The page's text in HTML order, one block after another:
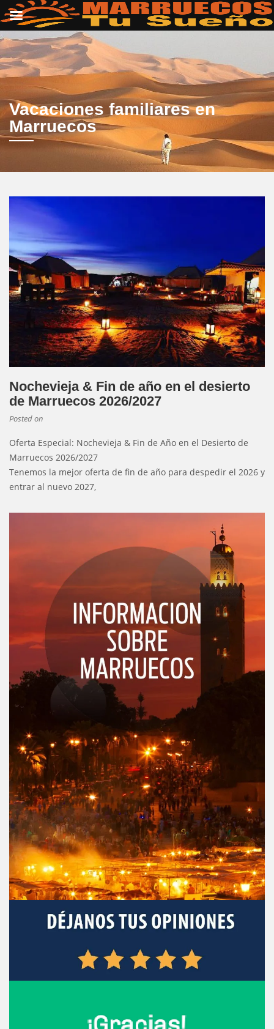
Vacaciones familiares en
Marruecos
Nochevieja & Fin de año en el desierto
de Marruecos 2026/2027
Posted on
Oferta Especial: Nochevieja & Fin de Año en el Desierto de
Marruecos 2026/2027
Tenemos la mejor oferta de fin de año para despedir el 2026 y
entrar al nuevo 2027,